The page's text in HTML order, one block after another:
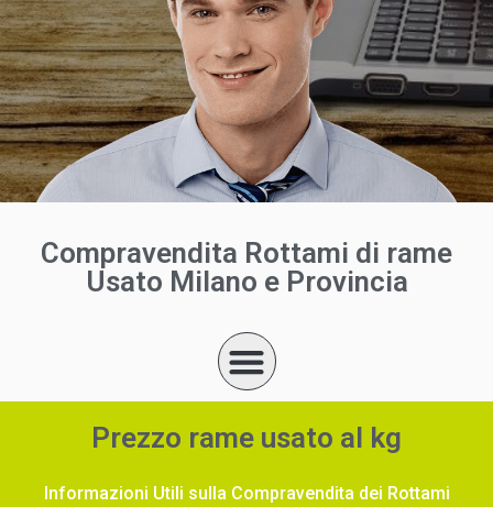
Compravendita Rottami di rame
Usato Milano e Provincia
Prezzo rame usato al kg
Informazioni Utili sulla Compravendita dei Rottami